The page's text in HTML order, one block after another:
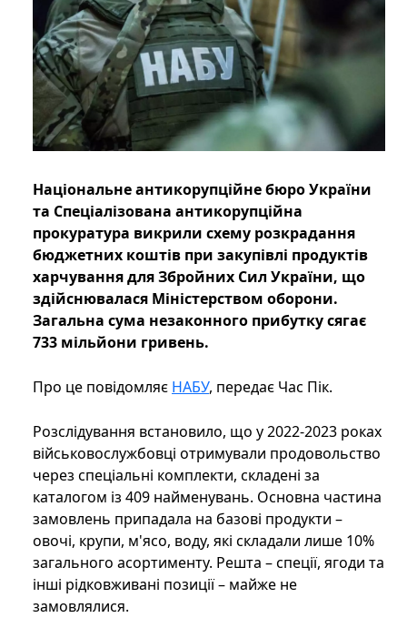
Національне антикорупційне бюро України
та Спеціалізована антикорупційна
прокуратура викрили схему розкрадання
бюджетних коштів при закупівлі продуктів
харчування для Збройних Сил України, що
здійснювалася Міністерством оборони.
Загальна сума незаконного прибутку сягає
733 мільйони гривень.
Про це повідомляє НАБУ, передає Час Пік.
Розслідування встановило, що у 2022-2023 роках
військовослужбовці отримували продовольство
через спеціальні комплекти, складені за
каталогом із 409 найменувань. Основна частина
замовлень припадала на базові продукти –
овочі, крупи, м'ясо, воду, які складали лише 10%
загального асортименту. Решта – спеції, ягоди та
інші рідковживані позиції – майже не
замовлялися.